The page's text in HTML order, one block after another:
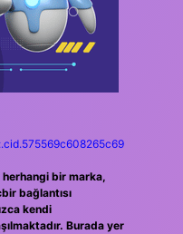
bir marka,
bağlantısı
kendi
Burada yer